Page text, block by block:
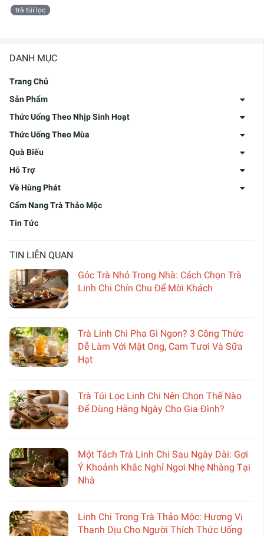
DANH MỤC
Trang Chủ
Sản Phẩm
Thức Uống Theo Nhịp Sinh Hoạt
Thức Uống Theo Mùa
Quà Biếu
Hỗ Trợ
Về Hùng Phát
Cẩm Nang Trà Thảo Mộc
Tin Tức
TIN LIÊN QUAN
Góc Trà Nhỏ Trong Nhà: Cách Chọn Trà
Linh Chi Chỉn Chu Để Mời Khách
Trà Linh Chi Pha Gì Ngon? 3 Công Thức
Dễ Làm Với Mật Ong, Cam Tươi Và Sữa
Hạt
Trà Túi Lọc Linh Chi Nên Chọn Thế Nào
Để Dùng Hằng Ngày Cho Gia Đình?
Một Tách Trà Linh Chi Sau Ngày Dài: Gợi
Ý Khoảnh Khắc Nghỉ Ngơi Nhẹ Nhàng Tại
Nhà
Linh Chi Trong Trà Thảo Mộc: Hương Vị
Thanh Dịu Cho Người Thích Thức Uống
trà túi lọc